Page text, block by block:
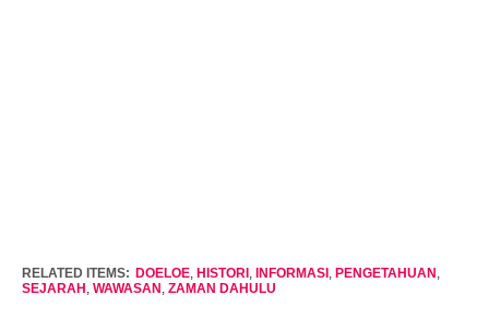
RELATED ITEMS: DOELOE, HISTORI , INFORMASI , PENGETAHUAN ,
SEJARAH , WAWASAN , ZAMAN DAHULU